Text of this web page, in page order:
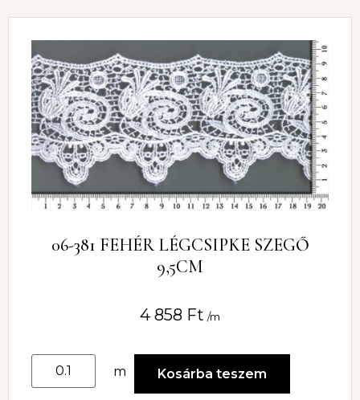
06-381 FEHÉR LÉGCSIPKE SZEGŐ
9,5CM
4 858 Ft /m
m Kosárba teszem